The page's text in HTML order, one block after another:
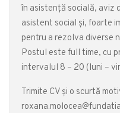
în asistență socială, aviz
asistent social și, foarte
pentru a rezolva diverse
Postul este full time, cu
intervalul 8 – 20 (luni –
Trimite CV și o scurtă